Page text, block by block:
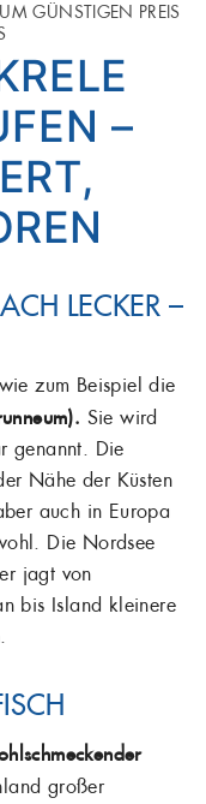
GÜNSTIGEN PREIS
–
LECKER –
zum Beispiel die
Sie wird
genannt. Die
Nähe der Küsten
auch in Europa
Die Nordsee
jagt von
bis Island kleinere
großer